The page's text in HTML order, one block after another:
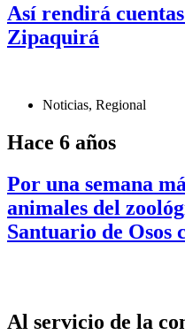
Así rendirá
Zipaquirá
Noticias, Regional
Hace 6 años
Por una semana
animales del
Santuario de Osos
Al servicio de la